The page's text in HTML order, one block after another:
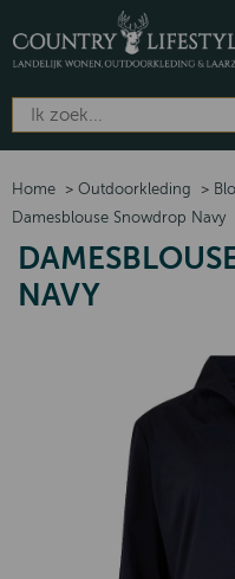
Home > Outdoorkleding >
Damesblouse Snowdrop Navy
NAVY